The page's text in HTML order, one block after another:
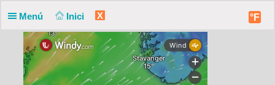
Menú Inici X °F